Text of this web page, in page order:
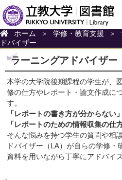
ホーム ＞ 学修・教育支援 ＞
ドバイザー
ラーニングアドバイザー
本学の大学院後期課程の学生が、
修の仕方やレポート・論文作成に
す。
「レポートの書き方が分からない」
「レポートのための情報収集の仕
そんな悩みを持つ学生の質問や相
ドバイザー（LA）が自らの学修
資料を用いながら丁寧にアドバイ